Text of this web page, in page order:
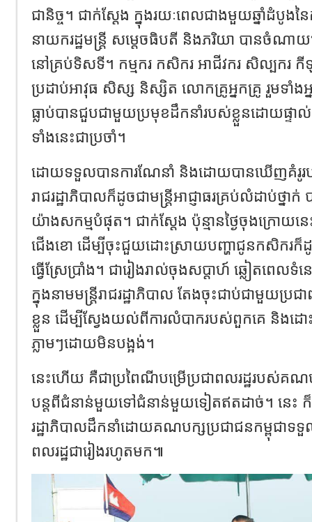
ជានិច្ច។ ជាក់ស្តែង ក្នុងរយៈពេលជាងមួយឆ្នាំដំបូង
នាយករដ្ឋមន្ត្រី សម្តេចធិបតី និងភរិយា បានចំណា
នៅគ្រប់ទិសទី។ កម្មករ កសិករ អាជីវករ សិល្បករ កីឡា
ប្រដាប់អាវុធ សិស្ស និស្សិត លោកគ្រូអ្នកគ្រូ រួមទាំង
ធ្លាប់បានជួបជាមួយប្រមុខដឹកនាំរបស់ខ្លួនដោយផ្ទ
ទាំងនេះជាប្រចាំ។
ដោយទទួលបានការណែនាំ និងដោយបានឃើញគំរូរប
រាជរដ្ឋាភិបាលក៏ដូចជាមន្ត្រីអាជ្ញាធរគ្រប់លំដាប់ថ្នា
យ៉ាងសកម្មបំផុត។ ជាក់ស្តែង ប៉ុន្មានថ្ងៃចុងក្រោយន
ជើងខោ ដើម្បីចុះជួយដោះស្រាយបញ្ហាជូនកសិករក៏
ធ្វើស្រែប្រាំង។ ជារៀងរាល់ចុងសប្តាហ៍ ឆ្លៀតពេលទំនេ
ក្នុងនាមមន្ត្រីរាជរដ្ឋាភិបាល តែងចុះជាប់ជាមួយប្រ
ខ្លួន ដើម្បីស្វែងយល់ពីការលំបាករបស់ពួកគេ និងដោ
ភ្លាមៗដោយមិនបង្អង់។
នេះហើយ គឺជាប្រពៃណីបម្រើប្រជាពលរដ្ឋរបស់គណ
បន្តពីជំនាន់មួយទៅជំនាន់មួយទៀតឥតដាច់។ នេះ
រដ្ឋាភិបាលដឹកនាំដោយគណបក្សប្រជាជនកម្ពុជាទទួ
ពលរដ្ឋជារៀងរហូតមក៕